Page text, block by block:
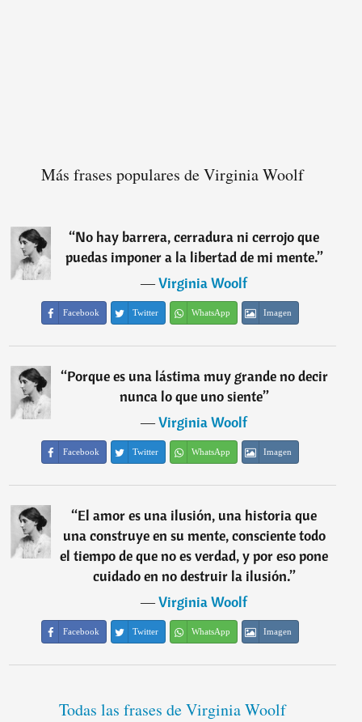
Más frases populares de Virginia Woolf
“No hay barrera, cerradura ni cerrojo que
puedas imponer a la libertad de mi mente.”
―Virginia Woolf
Facebook Twitter WhatsApp Imagen
“Porque es una lástima muy grande no decir
nunca lo que uno siente”
―Virginia Woolf
Facebook Twitter WhatsApp Imagen
“El amor es una ilusión, una historia que
una construye en su mente, consciente todo
el tiempo de que no es verdad, y por eso pone
cuidado en no destruir la ilusión.”
―Virginia Woolf
Facebook Twitter WhatsApp Imagen
Todas las frases de Virginia Woolf